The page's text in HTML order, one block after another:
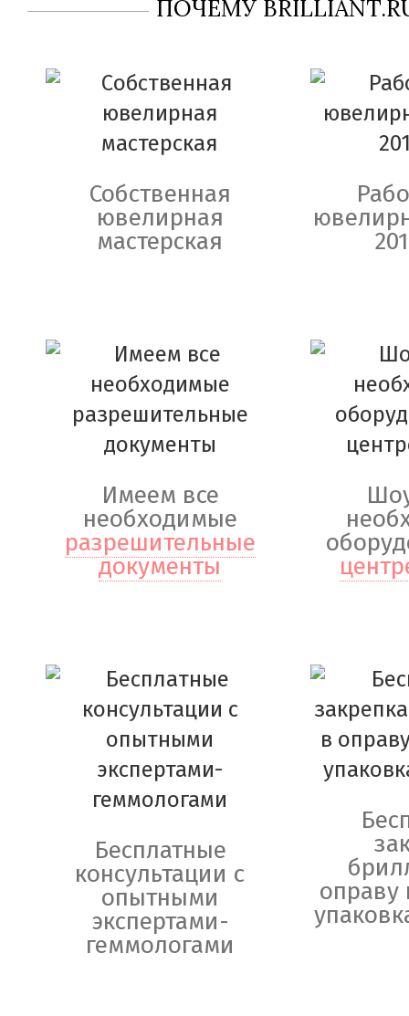
ПОЧЕМУ
Собственная
ювелирная
мастерская
Имеем все
необходимые
разрешительные
документы
Бесплатные
консультации с
опытными
экспертами-
геммологами
оправу